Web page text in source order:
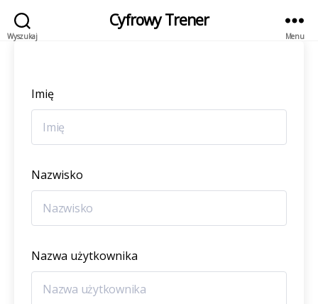
Wyszukaj
Cyfrowy Trener
Menu
Imię
Nazwisko
Nazwa użytkownika